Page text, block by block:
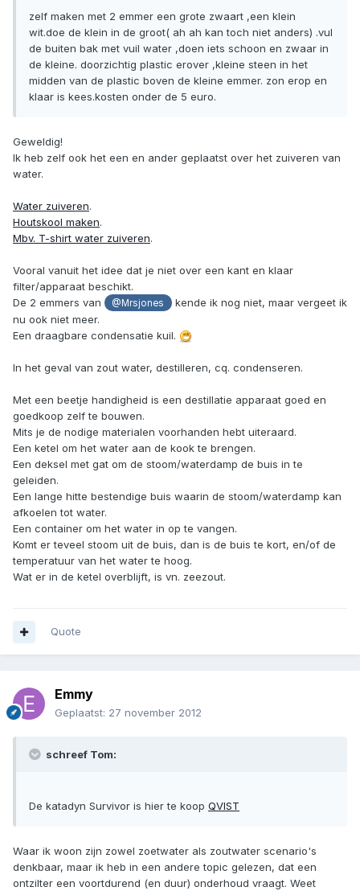
zelf maken met 2 emmer een grote zwaart ,een klein
wit.doe de klein in de groot( ah ah kan toch niet anders) .vul
de buiten bak met vuil water ,doen iets schoon en zwaar in
de kleine. doorzichtig plastic erover ,kleine steen in het
midden van de plastic boven de kleine emmer. zon erop en
klaar is kees.kosten onder de 5 euro.
Geweldig!
Ik heb zelf ook het een en ander geplaatst over het zuiveren van
water.
Water zuiveren.
Houtskool maken.
Mbv. T-shirt water zuiveren.
Vooral vanuit het idee dat je niet over een kant en klaar
filter/apparaat beschikt.
De 2 emmers van
@Mrsjones
kende ik nog niet, maar vergeet ik
nu ook niet meer.
Een draagbare condensatie kuil.
In het geval van zout water, destilleren, cq. condenseren.
Met een beetje handigheid is een destillatie apparaat goed en
goedkoop zelf te bouwen.
Mits je de nodige materialen voorhanden hebt uiteraard.
Een ketel om het water aan de kook te brengen.
Een deksel met gat om de stoom/waterdamp de buis in te
geleiden.
Een lange hitte bestendige buis waarin de stoom/waterdamp kan
afkoelen tot water.
Een container om het water in op te vangen.
Komt er teveel stoom uit de buis, dan is de buis te kort, en/of de
temperatuur van het water te hoog.
Wat er in de ketel overblijft, is vn. zeezout.
Quote
Emmy
Geplaatst: 27 november 2012
schreef Tom:
De katadyn Survivor is hier te koop QVIST
Waar ik woon zijn zowel zoetwater als zoutwater scenario's
denkbaar, maar ik heb in een andere topic gelezen, dat een
ontzilter een voortdurend (en duur) onderhoud vraagt. Weet